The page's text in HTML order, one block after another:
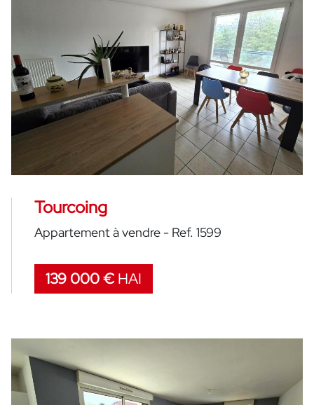
Tourcoing
Appartement à vendre - Ref. 1599
139 000 €HAI